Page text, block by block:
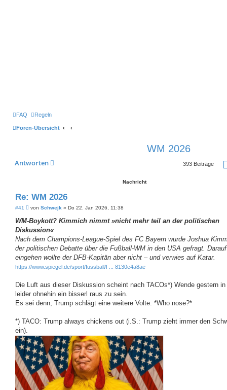
FAQ Regeln
Foren-Übersicht
WM 2026
Antworten 393 Beiträge
Nachricht
Re: WM 2026
#41
B
r
a
von Schwejk » Do 22. Jan 2026, 11:38
WM-Boykott? Kimmich nimmt »nicht mehr teil an der politischen
Diskussion«
Nach dem Champions-League-Spiel des FC Bayern wurde Joshua
der politischen Debatte über die Fußball-WM in den USA gefragt. Darauf
eingehen wollte der DFB-Kapitän aber nicht – und verwies auf Katar.
https://www.spiegel.de/sport/fussball/f ... 8130e4a8ae
Die Luft aus dieser Diskussion scheint nach TACOs*) Wende gestern
leider ohnehin ein bisserl raus zu sein.
Es sei denn, Trump schlägt eine weitere Volte. *Who nose?*
*) TACO: Trump always chickens out (i.S.: Trump zieht immer den
ein).